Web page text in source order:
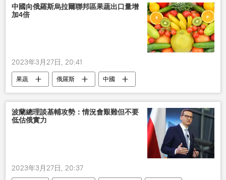
中國向俄羅斯烏拉爾聯邦區果蔬出口量增
加4倍
2023年3月27日, 20:41
果蔬 俄羅斯 中國
波蘭總理談基輔攻勢：情況會艱難但不要
低估俄實力
2023年3月27日, 20:37